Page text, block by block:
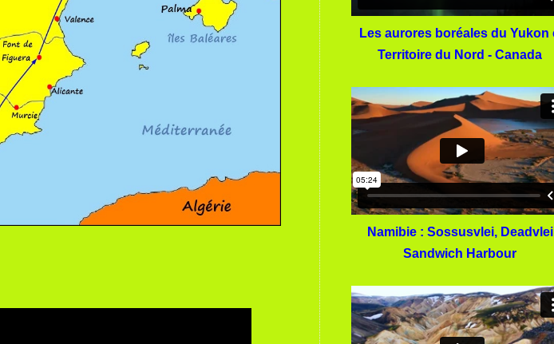
Les aurores boréales du Yukon
Territoire du Nord - Canada
Namibie : Sossusvlei,
Sandwich Harbour